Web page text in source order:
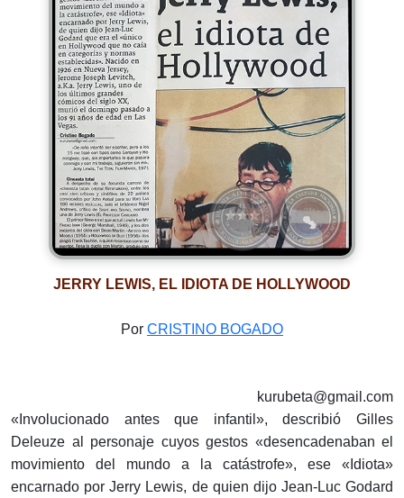
JERRY LEWIS, EL IDIOTA DE HOLLYWOOD
Por CRISTINO BOGADO
kurubeta@gmail.com
«Involucionado antes que infantil», describió Gilles
Deleuze al personaje cuyos gestos «desencadenaban el
movimiento del mundo a la catástrofe», ese «Idiota»
encarnado por Jerry Lewis, de quien dijo Jean-Luc Godard